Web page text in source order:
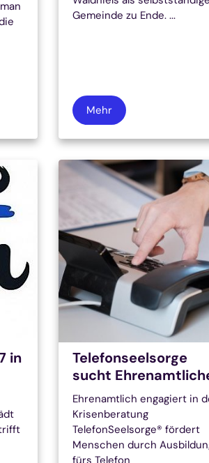
Gemeinde zu Ende. ...
Mehr
in
Telefonseelsorge
sucht
Ehrenamtlich engagiert in
Krisenberatung
TelefonSeelsorge® fördert
Menschen durch